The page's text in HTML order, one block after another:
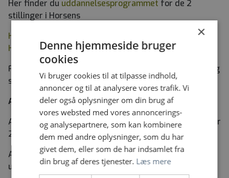
Her finder du uddannelsesprogrammet for de 2
stillinger i Horsens
Her kan du læse mere om Psykiatrisk afdeling i
Horsens
For yderligere oplysning kontakt uddannelsesansvarlig
specialpsykolog Dorte Skanning på tlf. 78475240
Ansøgningsfrister den 14.august 2026.
Ansættelsessamtaler forventes afholdt d. 1.september
2026
Ansøgningen skal vedhæftes dokumentation for
uddannelse og autorisationsbevis.
×
Denne hjemmeside bruger
cookies
Vi bruger cookies til at tilpasse indhold,
annoncer og til at analysere vores trafik. Vi
deler også oplysninger om din brug af
vores websted med vores annoncerings-
og analysepartnere, som kan kombinere
dem med andre oplysninger, som du har
givet dem, eller som de har indsamlet fra
din brug af deres tjenester. Læs mere